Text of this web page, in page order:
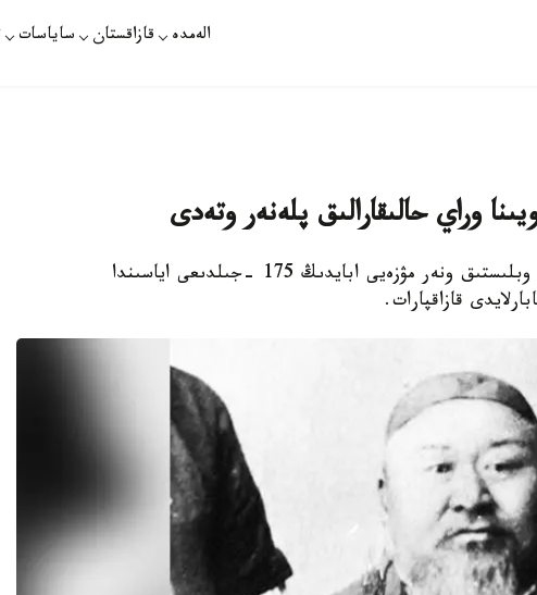
الەمدە قازاقستان ساياسات
وراي حالىقارالىق پلەنەر وتەدى
وسكەمەن. قازاقپارات - شىعىس قازاقستان وبلىستىق ونەر مۋزەيى ابايدىڭ 175 -جىلدىعى اياسىندا
قازاقپارات.